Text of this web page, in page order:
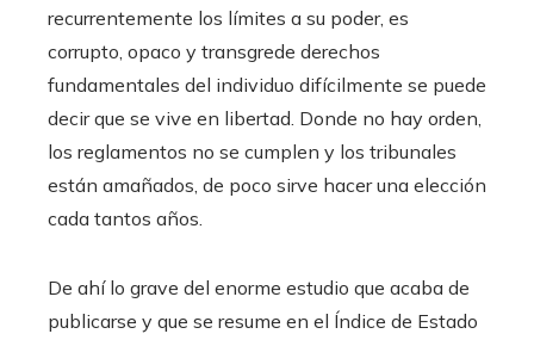
recurrentemente los límites a su poder, es
corrupto, opaco y transgrede derechos
fundamentales del individuo difícilmente se puede
decir que se vive en libertad. Donde no hay orden,
los reglamentos no se cumplen y los tribunales
están amañados, de poco sirve hacer una elección
cada tantos años.
De ahí lo grave del enorme estudio que acaba de
publicarse y que se resume en el Índice de Estado